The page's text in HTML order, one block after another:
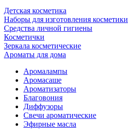
Детская косметика
Наборы для изготовления косметики
Средства личной гигиены
Косметички
Зеркала косметические
Ароматы для дома
Аромалампы
Аромасаше
Ароматизаторы
Благовония
Диффузоры
Свечи ароматические
Эфирные масла